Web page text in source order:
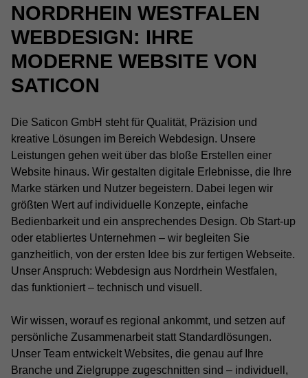
NORDRHEIN WESTFALEN
WEBDESIGN: IHRE
MODERNE WEBSITE VON
SATICON
Die Saticon GmbH steht für Qualität, Präzision und
kreative Lösungen im Bereich Webdesign. Unsere
Leistungen gehen weit über das bloße Erstellen einer
Website hinaus. Wir gestalten digitale Erlebnisse, die Ihre
Marke stärken und Nutzer begeistern. Dabei legen wir
größten Wert auf individuelle Konzepte, einfache
Bedienbarkeit und ein ansprechendes Design. Ob Start-up
oder etabliertes Unternehmen – wir begleiten Sie
ganzheitlich, von der ersten Idee bis zur fertigen Webseite.
Unser Anspruch: Webdesign aus Nordrhein Westfalen,
das funktioniert – technisch und visuell.
Wir wissen, worauf es regional ankommt, und setzen auf
persönliche Zusammenarbeit statt Standardlösungen.
Unser Team entwickelt Websites, die genau auf Ihre
Branche und Zielgruppe zugeschnitten sind – individuell,